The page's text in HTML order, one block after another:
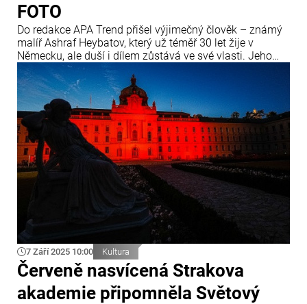
FOTO
Do redakce APA Trend přišel výjimečný člověk – známý
malíř Ashraf Heybatov, který už téměř 30 let žije v
Německu, ale duší i dílem zůstává ve své vlasti. Jeho
tvorba není jen malířstvím. Je to dialog kultur, most mezi
Východem a Západem a především vizuální hymnus
Ázerbájdžánu.
7 Září 2025 10:00 Kultura
Červeně nasvícená Strakova
akademie připomněla Světový